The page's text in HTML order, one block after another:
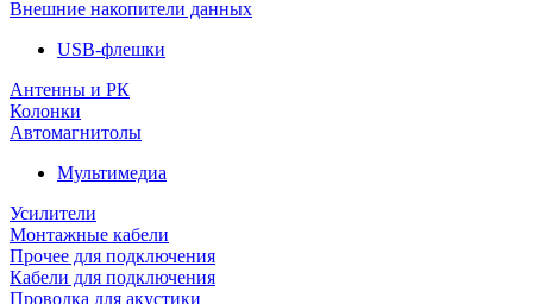
Внешние накопители данных
USB-флешки
Антенны и РК
Колонки
Автомагнитолы
Мультимедиа
Усилители
Монтажные кабели
Прочее для подключения
Кабели для подключения
Проводка для акустики